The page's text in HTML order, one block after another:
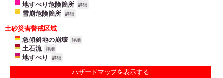
地すべり危険箇所 詳細
雪崩危険箇所 詳細
土砂災害警戒区域
急傾斜地の崩壊
詳細
土石流 詳細
地すべり 詳細
ハザードマップを表示する